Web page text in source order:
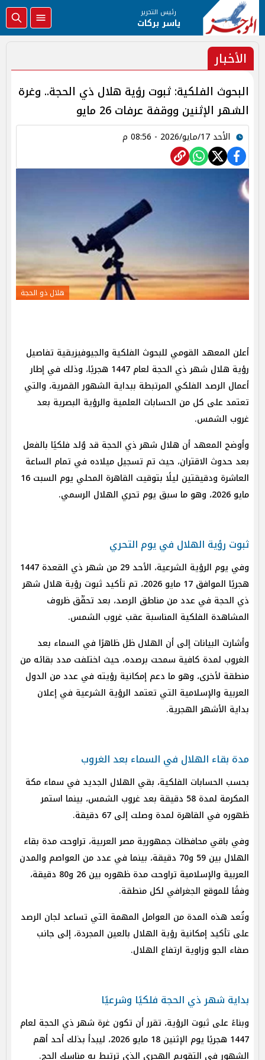
رئيس التحرير
ياسر بركات
الأخبار
البحوث الفلكية: ثبوت رؤية هلال ذي الحجة.. وغرة
الشهر الإثنين ووقفة عرفات 26 مايو
الأحد 17/مايو/2026 - 08:56 م
هلال ذو الحجة
أعلن المعهد القومي للبحوث الفلكية والجيوفيزيقية تفاصيل
رؤية هلال شهر ذي الحجة لعام 1447 هجريًا، وذلك في إطار
أعمال الرصد الفلكي المرتبطة ببداية الشهور القمرية، والتي
تعتمد على كل من الحسابات العلمية والرؤية البصرية بعد
غروب الشمس.
وأوضح المعهد أن هلال شهر ذي الحجة قد وُلد فلكيًا بالفعل
بعد حدوث الاقتران، حيث تم تسجيل ميلاده في تمام الساعة
العاشرة ودقيقتين ليلًا بتوقيت القاهرة المحلي يوم السبت 16
مايو 2026، وهو ما سبق يوم تحري الهلال الرسمي.
ثبوت رؤية الهلال في يوم التحري
وفي يوم الرؤية الشرعية، الأحد 29 من شهر ذي القعدة 1447
هجريًا الموافق 17 مايو 2026، تم تأكيد ثبوت رؤية هلال شهر
ذي الحجة في عدد من مناطق الرصد، بعد تحقّق ظروف
المشاهدة الفلكية المناسبة عقب غروب الشمس.
وأشارت البيانات إلى أن الهلال ظل ظاهرًا في السماء بعد
الغروب لمدة كافية سمحت برصده، حيث اختلفت مدد بقائه من
منطقة لأخرى، وهو ما دعم إمكانية رؤيته في عدد من الدول
العربية والإسلامية التي تعتمد الرؤية الشرعية في إعلان
بداية الأشهر الهجرية.
مدة بقاء الهلال في السماء بعد الغروب
بحسب الحسابات الفلكية، بقي الهلال الجديد في سماء مكة
المكرمة لمدة 58 دقيقة بعد غروب الشمس، بينما استمر
ظهوره في القاهرة لمدة وصلت إلى 67 دقيقة.
وفي باقي محافظات جمهورية مصر العربية، تراوحت مدة بقاء
الهلال بين 59 و70 دقيقة، بينما في عدد من العواصم والمدن
العربية والإسلامية تراوحت مدة ظهوره بين 26 و80 دقيقة،
وفقًا للموقع الجغرافي لكل منطقة.
وتُعد هذه المدة من العوامل المهمة التي تساعد لجان الرصد
على تأكيد إمكانية رؤية الهلال بالعين المجردة، إلى جانب
صفاء الجو وزاوية ارتفاع الهلال.
بداية شهر ذي الحجة فلكيًا وشرعيًا
وبناءً على ثبوت الرؤية، تقرر أن تكون غرة شهر ذي الحجة لعام
1447 هجريًا يوم الإثنين 18 مايو 2026، ليبدأ بذلك أحد أهم
الشهور في التقويم الهجري الذي ترتبط به مناسك الحج.